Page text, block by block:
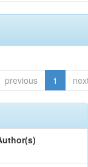
previous 1